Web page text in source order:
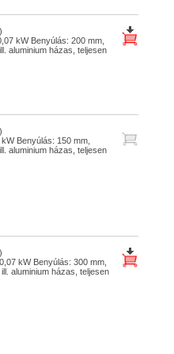
kW Benyúlás: 200 mm,
aluminium házas, teljesen
Benyúlás: 150 mm,
aluminium házas, teljesen
kW Benyúlás: 300 mm,
aluminium házas, teljesen